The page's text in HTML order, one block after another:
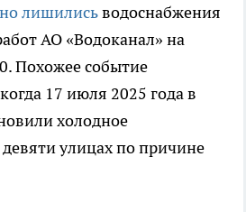
лишилисьводоснабжения
АО «Водоканал» на
Похожее событие
17 июля 2025 года в
холодное
улицах по причине